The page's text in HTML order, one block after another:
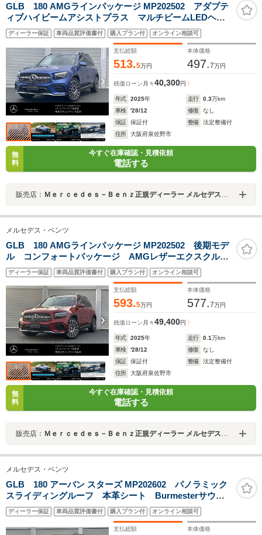
GLB 180 AMGラインパッケージ MP202502 アダプテ
ィブハイビームアシストプラス マルチビームLEDヘッ
ドライト ダイレクトステアリング プライバシーガラ
ス アンビエントライト ブラインドスポットアシス
ト 360度カメラ メモリー付パワーシート
ディーラー保証 車両品質評価書付 購入プラン付 オンライン相談可
支払総額
513.5万円
本体価格
497.7万円
残価ローン 月々40,300円
年式 2025年 走行 0.3万km
車検
'28/12 修復
なし
保証
保証付 整備
法定整備付
住所
大阪府泉佐野市
無
料
今すぐ在庫確認・見積依頼
電話する
販売店： Ｍｅｒｃｅｄｅｓ－Ｂｅｎｚ正規ディーラー メルセデス・ベンツ泉佐野
メルセデス・ベンツ
GLB 180 AMGラインパッケージ MP202502 後期モデ
ル コンフォートパッケージ AMGレザーエクスクルー
シブパッケージ パノラミックスライディングルーフ
ヘッドアップディスプレイ ブルメスター ドライビン
グアシスタンスパッケージ 新車保証継承
ディーラー保証 車両品質評価書付 購入プラン付 オンライン相談可
支払総額
593.5万円
本体価格
577.7万円
残価ローン 月々49,400円
年式 2025年 走行 0.1万km
車検
'28/12 修復
なし
保証
保証付 整備
法定整備付
住所
大阪府泉佐野市
無
料
今すぐ在庫確認・見積依頼
電話する
販売店： Ｍｅｒｃｅｄｅｓ－Ｂｅｎｚ正規ディーラー メルセデス・ベンツ泉佐野
メルセデス・ベンツ
GLB 180 アーバン スターズ MP202602 パノラミック
スライディングルーフ 本革シート Burmesterサウン
ド メモリ付きパワーシート ブラインドスポットアシ
スト 360°カメラ シートヒーター TV ワイヤレスチ
ャージング アンビエントライト ACC
ディーラー保証 車両品質評価書付 購入プラン付 オンライン相談可
支払総額 本体価格